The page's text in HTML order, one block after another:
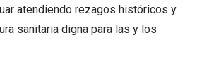
atendiendo rezagos históricos y
sanitaria digna para las y los